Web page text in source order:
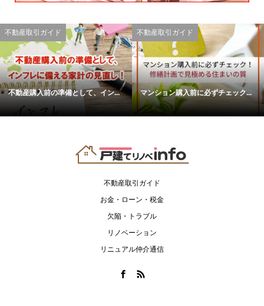
不動産取引ガイド
不動産購入前の準備として、イン...
不動産取引ガイド
マンション購入前に必ずチェック...
不動産取引ガイド
お金・ローン・税金
欠陥・トラブル
リノベーション
リニュアル仲介通信